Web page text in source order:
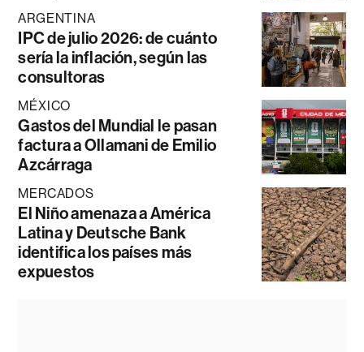
ARGENTINA
IPC de julio 2026: de cuánto
sería la inflación, según las
consultoras
MÉXICO
Gastos del Mundial le pasan
factura a Ollamani de Emilio
Azcárraga
MERCADOS
El Niño amenaza a América
Latina y Deutsche Bank
identifica los países más
expuestos